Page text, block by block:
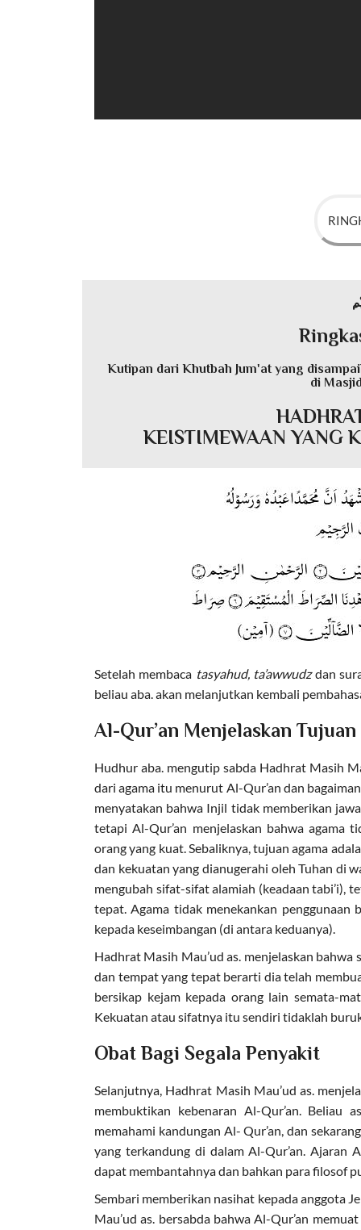
Kutipan dari Khutbah Jum'at yang
di
KEISTIMEWAAN YANG
Setelah membaca tasyahud, ta’awwudzdan
beliau aba. akan melanjutkan kembali
Al-Qur’an Menjelaskan
Hudhur aba. mengutip sabda Hadhrat Masih
dari agama itu menurut Al-Qur’an dan
menyatakan bahwa Injil tidak memberikan
tetapi Al-Qur’an menjelaskan bahwa agama
orang yang kuat. Sebaliknya, tujuan agama
dan kekuatan yang dianugerahi oleh Tuhan di
mengubah sifat-sifat alamiah (keadaan tabi’i),
tepat. Agama tidak menekankan penggunaan
kepada keseimbangan (di antara keduanya).
Hadhrat Masih Mau’ud as. menjelaskan
dan tempat yang tepat berarti dia telah
bersikap kejam kepada orang lain semata-
Kekuatan atau sifatnya itu sendiri tidaklah
Obat Bagi Segala Penyakit
Selanjutnya, Hadhrat Masih Mau’ud as.
membuktikan kebenaran Al-Qur’an. Beliau
memahami kandungan Al- Qur’an, dan
yang terkandung di dalam Al-Qur’an. Ajaran
dapat membantahnya dan bahkan para filosof
Sembari memberikan nasihat kepada anggota
Mau’ud as. bersabda bahwa Al-Qur’an